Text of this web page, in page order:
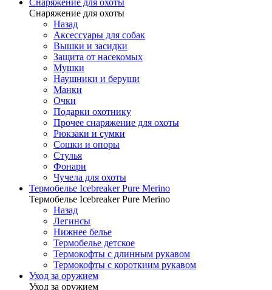
Снаряжение для охоты
Снаряжение для охоты
Назад
Аксессуары для собак
Вышки и засидки
Защита от насекомых
Мушки
Наушники и беруши
Манки
Очки
Подарки охотнику
Прочее снаряжение для охоты
Рюкзаки и сумки
Сошки и опоры
Стулья
Фонари
Чучела для охоты
Термобелье Icebreaker Pure Merino
Термобелье Icebreaker Pure Merino
Назад
Легинсы
Нижнее белье
Термобелье детское
Термокофты с длинным рукавом
Термокофты с короткиим рукавом
Уход за оружием
Уход за оружием